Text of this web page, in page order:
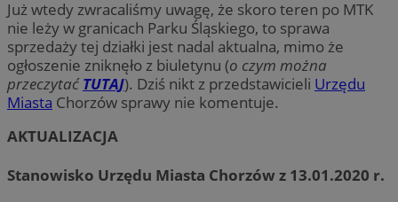
Już wtedy zwracaliśmy uwagę, że skoro teren po MTK
nie leży w granicach Parku Śląskiego, to sprawa
sprzedaży tej działki jest nadal aktualna, mimo że
ogłoszenie zniknęło z biuletynu (o czym można
przeczytaćTUTAJ). Dziś nikt z przedstawicieli Urzędu
Miasta Chorzów sprawy nie komentuje.
AKTUALIZACJA
Stanowisko Urzędu Miasta Chorzów z 13.01.2020 r.